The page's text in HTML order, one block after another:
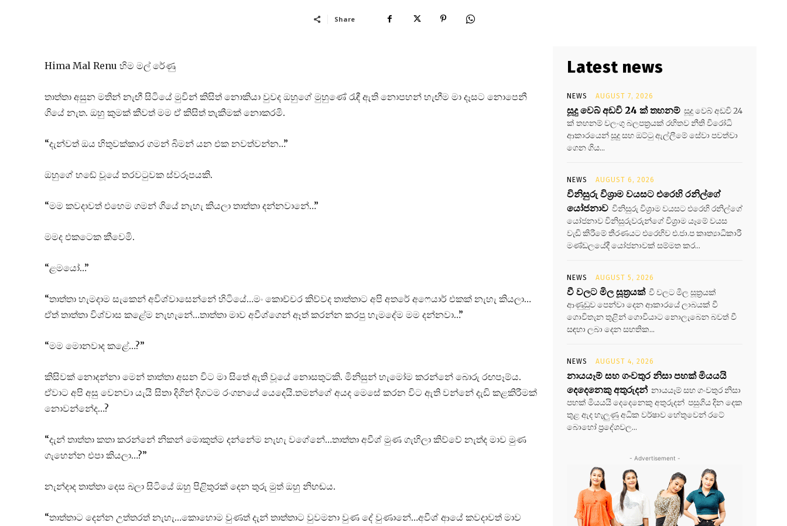
Share
Hima Mal Renu හිම මල් රේණු
තාත්තා අසුන මතින් නැඟී සිටියේ මුවින් කිසිත් නොකියා වුවද ඔහුගේ මුහුණේ රැඳී ඇති නොපහන් හැඟීම මා දෑසට නොපෙනී
ගියේ නැත. ඔහු කුමක් කීවත් මම ඒ කිසිත් තැකීමක් නොකරමි.
“දැන්වත් ඔය හිතුවක්කාර ගමන් බිමන් යන එක නවත්වන්න…”
ඔහුගේ හඬේ වූයේ තරවටුවක ස්වරූපයකි.
“මම කවදාවත් එහෙම ගමන් ගියේ නැහැ කියලා තාත්තා දන්නවානේ…”
මමද එකටෙක කීවෙමි.
“ළමයෝ…”
“තාත්තා හැමදාම සැකෙන් අවිශ්වාසෙන්නේ හිටියේ…මං කොච්චර කිව්වද තාත්තාට අපි අතරේ අෆෙයාර් එකක් නැහැ කියලා…
ඒත් තාත්තා විශ්වාස කළේම නැහැනේ…තාත්තා මාව අවීශ්ගෙන් ඈත් කරන්න කරපු හැමදේම මම දන්නවා…”
“මම මොනවාද කළේ…?”
කිසිවක් නොදන්නා මෙන් තාත්තා අසන විට මා සිතේ ඇති වූයේ නොසතුටකි. මිනිසුන් හැමෝම කරන්නේ බොරු රඟපෑම්ය.
ඒවාට අපි අසු වෙනවා යැයි සිතා දිගින් දිගටම රංගනයේ යෙදෙයි.තමන්ගේ අයද මෙසේ කරන විට ඇති වන්නේ දැඩි කළකිරීමක්
නොවන්නේද…?
“දැන් තාත්තා කතා කරන්නේ නිකන් මොකුත්ම දන්නේම නැහැ වගේනේ…තාත්තා අවීශ් මුණ ගැහිලා කිව්වේ නැත්ද මාව මුණ
ගැහෙන්න එපා කියලා…?”
නැන්දාද තාත්තා දෙස බලා සිටියේ ඔහු පිළිතුරක් දෙන තුරු මුත් ඔහු නිහඬය.
“තාත්තාට දෙන්න උත්තරත් නැහැ…කොහොම වුණත් දැන් තාත්තාට වුවමනා වුණ දේ වුණානේ…අවීශ් ආයේ කවදාවත් මාව
Latest news
NEWS AUGUST 7, 2026
සූදු වෙබ් අඩවි 24 ක් තහනම් සූදු වෙබ් අඩවි 24
ක් තහනම් වලංගු බලපත්‍රයක් රහිතව නීති විරෝධි
ආකාරයෙන් සූදු සහ ඔට්ටු ඇල්ලීමේ සේවා පවත්වා
ගෙන ගිය...
NEWS AUGUST 6, 2026
විනිසුරු විශ්‍රාම වයසට එරෙහි රනිල්ගේ
යෝජනාව විනිසුරු විශ්‍රාම වයසට එරෙහි රනිල්ගේ
යෝජනාව විනිසුරුවරුන්ගේ විශ්‍රාම යෑමේ වයස
වැඩි කිරීමේ තීරණයට එරෙහිව එ.ජා.ප කෘත්‍යාධිකාරී
මණ්ඩලයේදී යෝජනාවක් සම්මත කර...
NEWS AUGUST 5, 2026
වී වලට මිල සූත්‍රයක් වී වලට මිල සූත්‍රයක්
ආණුඩුව පෙන්වා දෙන ආකාරයේ ලාබයක් වී
ගොවිතැන තුළින් ගොවියාට නොලැබෙන බවත් වී
සඳහා ලබා දෙන සහතික...
NEWS AUGUST 4, 2026
නායයෑම් සහ ගංවතුර නිසා පහක් මියයයි
දෙදෙනෙකු අතුරුදන් නායයෑම් සහ ගංවතුර නිසා
පහක් මියයයි දෙදෙනෙකු අතුරුදන් පසුගිය දින දෙක
තුළ ඇද හැලුණු අධික වර්ෂාව හේතුවෙන් රටේ
බොහෝ ප්‍රදේශවල...
- Advertisement -